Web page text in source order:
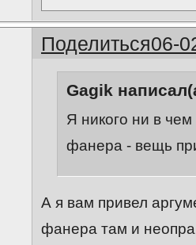
Поделиться06-
Gagik
Я никого ни в
фанера - вещь
А я вам привел
фанера там и